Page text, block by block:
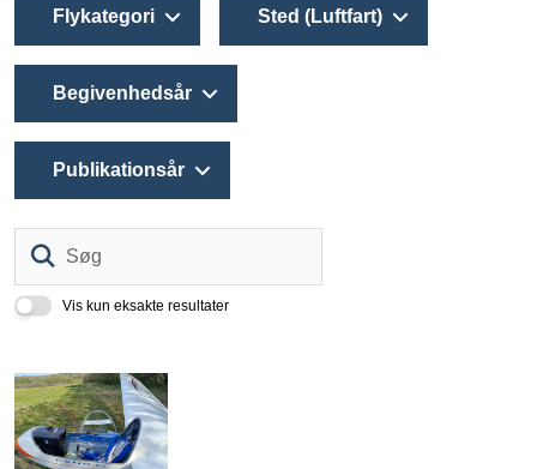
Vis kun eksakte resultater
Flykategori Sted (Luftfart)
Begivenhedsår
Publikationsår